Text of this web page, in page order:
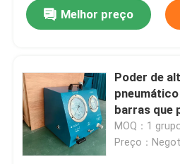
Para casa
Vídeos
Sobre nós
Melhor preço
Poder de
barras que
com
MOQ：1
Preço：